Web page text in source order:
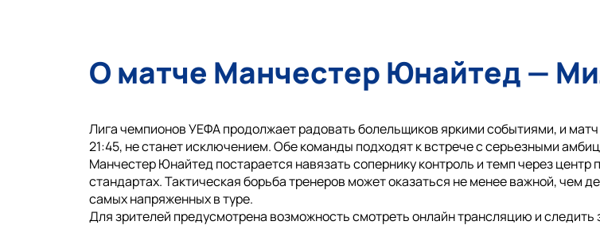
О матче Манчестер Юнайтед —
Лига чемпионов УЕФА продолжает радовать болельщиков яркими событиями, и
21:45, не станет исключением. Обе команды подходят к встрече с серьезными
Манчестер Юнайтед постарается навязать сопернику контроль и темп через
стандартах. Тактическая борьба тренеров может оказаться не менее важной, чем
самых напряженных в туре.
Для зрителей предусмотрена возможность смотреть онлайн трансляцию и